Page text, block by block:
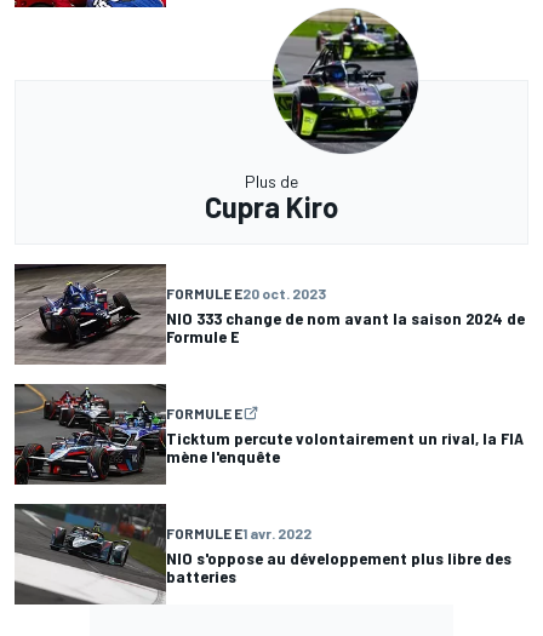
Plus de
Cupra Kiro
FORMULE E20 oct. 2023
NIO 333 change de nom avant la saison 2024 de
Formule E
FORMULE E
Ticktum percute volontairement un rival, la FIA
mène l'enquête
FORMULE E1 avr. 2022
NIO s'oppose au développement plus libre des
batteries